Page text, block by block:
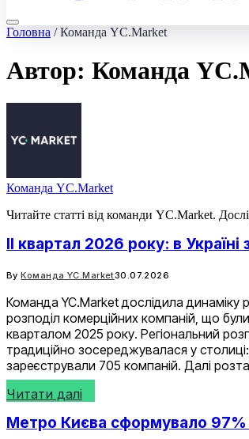
Головна /Команда YC.Market
Автор: Команда
Команда YC.Market
Читайте статті від команди YC.Market.
II квартал 2026 року: в Україні
By Команда YC.Market30.07.2026
Команда YC.Market дослідила динаміку
розподіл комерційних компаній, що були
кварталом 2025 року. Регіональний
традиційно зосереджувалася у столиці:
зареєстрували 705 компаній. Далі
Читати далі
Метро Києва сформувало 97%